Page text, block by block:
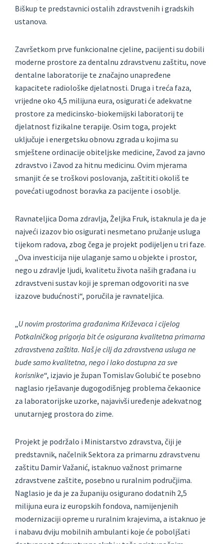
Biškup te predstavnici ostalih zdravstvenih i gradskih
ustanova.
Završetkom prve funkcionalne cjeline, pacijenti su dobili
moderne prostore za dentalnu zdravstvenu zaštitu, nove
dentalne laboratorije te značajno unapređene
kapacitete radiološke djelatnosti. Druga i treća faza,
vrijedne oko 4,5 milijuna eura, osigurati će adekvatne
prostore za medicinsko-biokemijski laboratorij te
djelatnost fizikalne terapije. Osim toga, projekt
uključuje i energetsku obnovu zgrada u kojima su
smještene ordinacije obiteljske medicine, Zavod za javno
zdravstvo i Zavod za hitnu medicinu. Ovim mjerama
smanjit će se troškovi poslovanja, zaštititi okoliš te
povećati ugodnost boravka za pacijente i osoblje.
Ravnateljica Doma zdravlja, Željka Fruk, istaknula je da je
najveći izazov bio osigurati nesmetano pružanje usluga
tijekom radova, zbog čega je projekt podijeljen u tri faze.
„Ova investicija nije ulaganje samo u objekte i prostor,
nego u zdravlje ljudi, kvalitetu života naših građana i u
zdravstveni sustav koji je spreman odgovoriti na sve
izazove budućnosti“, poručila je ravnateljica.
„U novim prostorima građanima Križevaca i cijelog
Potkalničkog prigorja bit će osigurana kvalitetna primarna
zdravstvena zaštita. Naš je cilj da zdravstvena usluga ne
bude samo kvalitetna, nego i lako dostupna za sve
korisnike“, izjavio je župan Tomislav Golubić te posebno
naglasio rješavanje dugogodišnjeg problema čekaonice
za laboratorijske uzorke, najavivši uređenje adekvatnog
unutarnjeg prostora do zime.
Projekt je podržalo i Ministarstvo zdravstva, čiji je
predstavnik, načelnik Sektora za primarnu zdravstvenu
zaštitu Damir Važanić, istaknuo važnost primarne
zdravstvene zaštite, posebno u ruralnim područjima.
Naglasio je da je za županiju osigurano dodatnih 2,5
milijuna eura iz europskih fondova, namijenjenih
modernizaciji opreme u ruralnim krajevima, a istaknuo je
i nabavu dviju mobilnih ambulanti koje će poboljšati